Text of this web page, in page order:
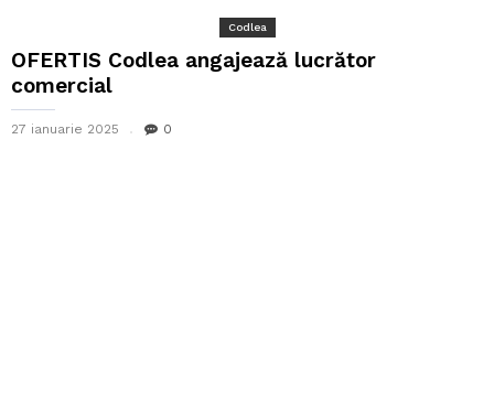
Codlea
OFERTIS Codlea angajează lucrător
comercial
27 ianuarie 2025 0